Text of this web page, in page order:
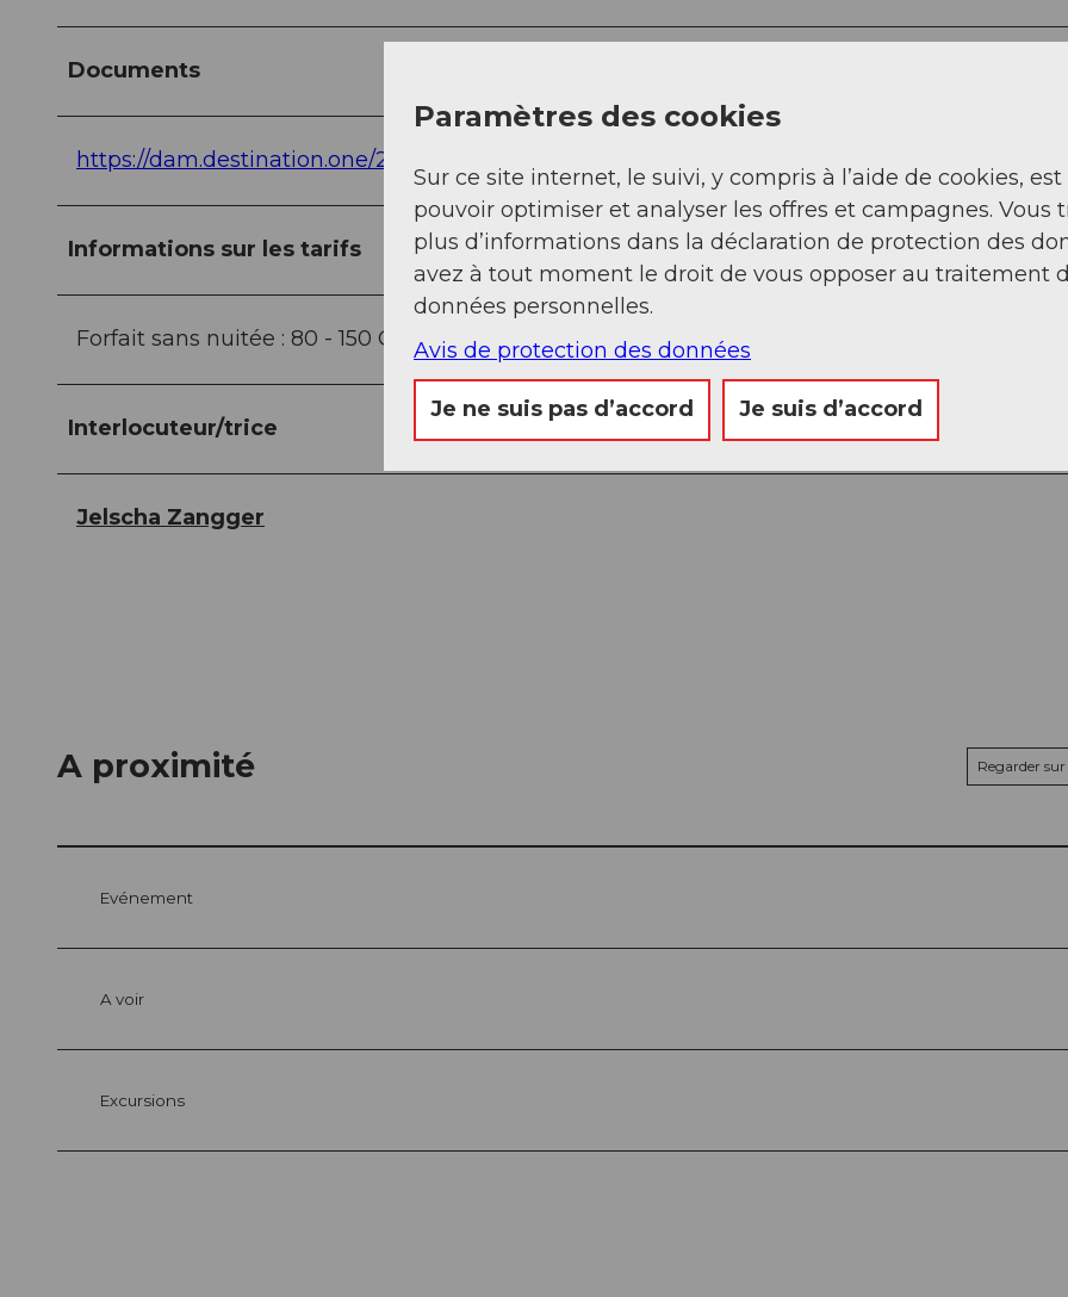
Documents
https://dam.destination.one/2680615/
Informations sur les tarifs
Forfait sans nuitée : 80 - 150 CHF
Interlocuteur/trice
Jelscha Zangger
A proximité Regarder
Evénement
A voir
Excursions
Paramètres des cookies
Sur ce site internet, le suivi, y compris à l’aide de cookies,
pouvoir optimiser et analyser les offres et campagnes. Vous
plus d’informations dans la déclaration de protection des
avez à tout moment le droit de vous opposer au traitement
données personnelles.
Avis de protection des données
Je ne suis pas d’accord Je suis d’accord